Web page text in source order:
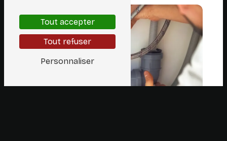
Tout accepter
Tout refuser
Personnaliser